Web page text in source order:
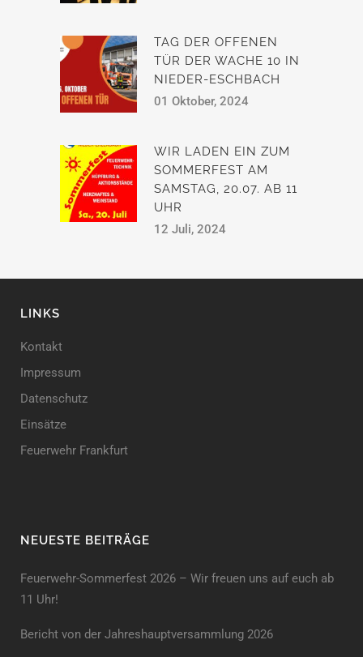
TAG DER OFFENEN
TÜR DER WACHE 10 IN
NIEDER-ESCHBACH
01 Oktober, 2024
WIR LADEN EIN ZUM
SOMMERFEST AM
SAMSTAG, 20.07. AB 11
UHR
12 Juli, 2024
LINKS
Kontakt
Impressum
Datenschutz
Einsätze
Feuerwehr Frankfurt
NEUESTE BEITRÄGE
Feuerwehr-Sommerfest 2026 – Wir freuen uns auf euch ab
11 Uhr!
Bericht von der Jahreshauptversammlung 2026